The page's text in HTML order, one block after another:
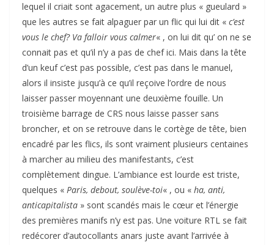
lequel il criait sont agacement, un autre plus « gueulard »
que les autres se fait alpaguer par un flic qui lui dit « c’est
vous le chef? Va falloir vous calmer« , on lui dit qu’ on ne se
connait pas et qu’il n’y a pas de chef ici. Mais dans la tête
d’un keuf c’est pas possible, c’est pas dans le manuel,
alors il insiste jusqu’à ce qu’il reçoive l’ordre de nous
laisser passer moyennant une deuxième fouille. Un
troisième barrage de CRS nous laisse passer sans
broncher, et on se retrouve dans le cortège de tête, bien
encadré par les flics, ils sont vraiment plusieurs centaines
à marcher au milieu des manifestants, c’est
complètement dingue. L’ambiance est lourde est triste,
quelques « Paris, debout, soulève-toi« , ou « ha, anti,
anticapitalista » sont scandés mais le cœur et l’énergie
des premières manifs n’y est pas. Une voiture RTL se fait
redécorer d’autocollants anars juste avant l’arrivée à